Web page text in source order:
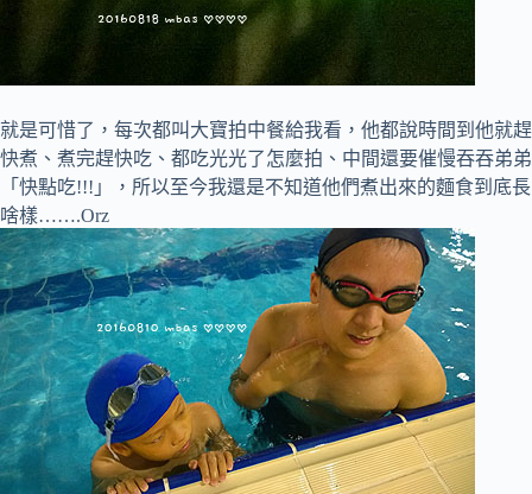
就是可惜了，每次都叫大寶拍中餐給我看，他都說時間到他就趕
快煮、煮完趕快吃、都吃光光了怎麼拍、中間還要催慢吞吞弟弟
「快點吃!!!」，所以至今我還是不知道他們煮出來的麵食到底長
啥樣…….Orz